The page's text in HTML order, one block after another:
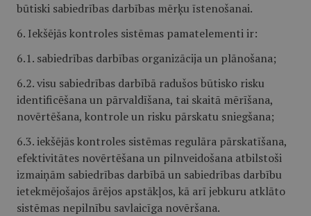
būtiski sabiedrības darbības mērķu īstenošanai.
6. Iekšējās kontroles sistēmas pamatelementi ir:
6.1. sabiedrības darbības organizācija un plānošana;
6.2. visu sabiedrības darbībā radušos būtisko risku
identificēšana un pārvaldīšana, tai skaitā mērīšana,
novērtēšana, kontrole un risku pārskatu sniegšana;
6.3. iekšējās kontroles sistēmas regulāra pārskatīšana,
efektivitātes novērtēšana un pilnveidošana atbilstoši
izmaiņām sabiedrības darbībā un sabiedrības darbību
ietekmējošajos ārējos apstākļos, kā arī jebkuru atklāto
sistēmas nepilnību savlaicīga novēršana.